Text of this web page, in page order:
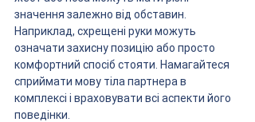
значення залежно від обставин.
Наприклад, схрещені руки можуть
означати захисну позицію або просто
комфортний спосіб стояти. Намагайтеся
сприймати мову тіла партнера в
комплексі і враховувати всі аспекти його
поведінки.